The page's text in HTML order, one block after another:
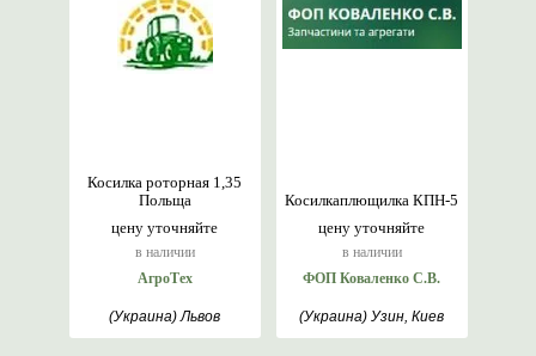
цену уточняйте
в наличии
Косилка роторная 1,35
Польща
АгроТех
(Украина) Львов
цену уточняйте
в наличии
Косилкаплющилка КПН-5
ФОП Коваленко С.В.
(Украина) Узин, Киев